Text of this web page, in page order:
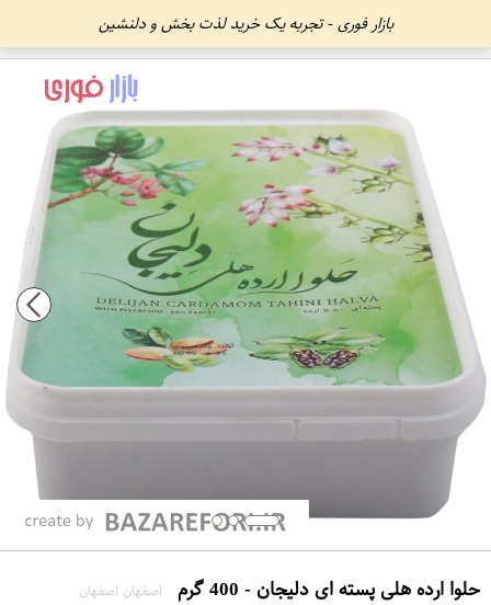
بازار فوری - تجربه یک خرید لذت بخش و دلنشین
حلوا ارده هلی پسته ای دلیجان - 400 گرم اصفهان اصفهان